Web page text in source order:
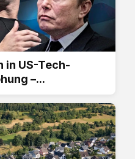
in US-Tech-
–...